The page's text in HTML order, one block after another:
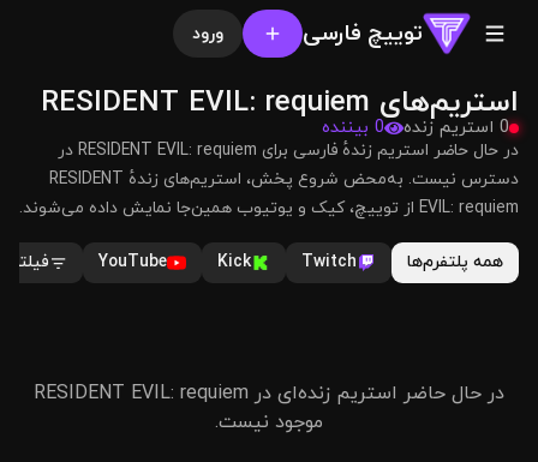
توییچ فارسی ورود
استریم‌های RESIDENT EVIL: requiem
0 استریم زنده 0 بیننده
در حال حاضر استریم زندهٔ فارسی برای RESIDENT EVIL: requiem در
دسترس نیست. به‌محض شروع پخش، استریم‌های زندهٔ RESIDENT
EVIL: requiem از توییچ، کیک و یوتیوب همین‌جا نمایش داده می‌شوند.
همه پلتفرم‌ها Twitch
Kick
YouTube
در حال حاضر استریم زنده‌ای در RESIDENT EVIL: requiem
موجود نیست.